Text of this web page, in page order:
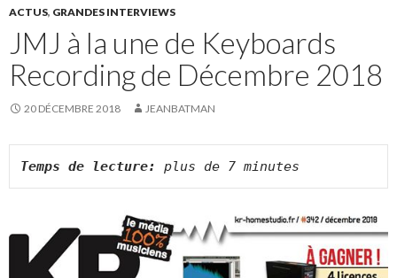
ACTUS, GRANDES INTERVIEWS
JMJ à la une de Keyboards
Recording de Décembre 2018
20 DÉCEMBRE 2018 JEANBATMAN
Temps de lecture: plus de 7 minutes